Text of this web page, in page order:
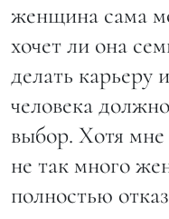
женщина сама
хочет ли она
делать карьеру
человека
выбор. Хотя мне
не так много
полностью